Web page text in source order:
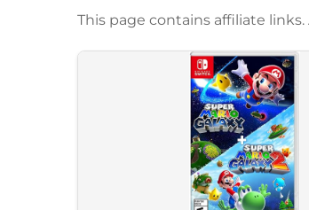
This page contains affiliate